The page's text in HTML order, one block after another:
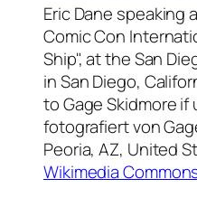
Eric Dane speaking
Comic Con
Ship", at the San
in San Diego,
to Gage Skidmore
fotografiert von
Peoria, AZ, United
Wikimedia